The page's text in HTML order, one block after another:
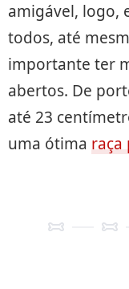
amigável, logo,
todos, até
importante ter
abertos. De
até 23
uma ótima raça